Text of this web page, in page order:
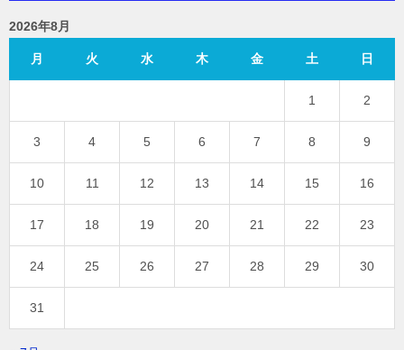
2026年8月
月 火 水 木 金 土 日
1 2
3 4 5 6 7 8 9
10 11 12 13 14 15 16
17 18 19 20 21 22 23
24 25 26 27 28 29 30
31